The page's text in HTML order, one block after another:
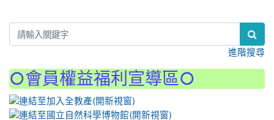
進階搜尋
○會員權益福利宣導區○